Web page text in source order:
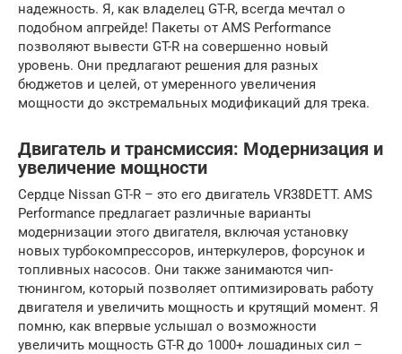
надежность. Я, как владелец GT-R, всегда мечтал о
подобном апгрейде! Пакеты от AMS Performance
позволяют вывести GT-R на совершенно новый
уровень. Они предлагают решения для разных
бюджетов и целей, от умеренного увеличения
мощности до экстремальных модификаций для трека.
Двигатель и трансмиссия: Модернизация и
увеличение мощности
Сердце Nissan GT-R – это его двигатель VR38DETT. AMS
Performance предлагает различные варианты
модернизации этого двигателя, включая установку
новых турбокомпрессоров, интеркулеров, форсунок и
топливных насосов. Они также занимаются чип-
тюнингом, который позволяет оптимизировать работу
двигателя и увеличить мощность и крутящий момент. Я
помню, как впервые услышал о возможности
увеличить мощность GT-R до 1000+ лошадиных сил –